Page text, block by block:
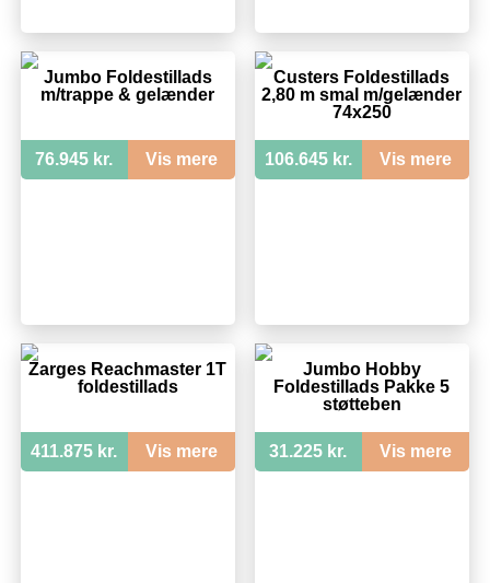
Jumbo Foldestillads
m/trappe & gelænder
76.945 kr. Vis mere
Custers Foldestillads
2,80 m smal m/gelænder
74x250
106.645 kr. Vis mere
Zarges Reachmaster 1T
foldestillads
411.875 kr. Vis mere
Jumbo Hobby
Foldestillads Pakke 5
støtteben
31.225 kr. Vis mere